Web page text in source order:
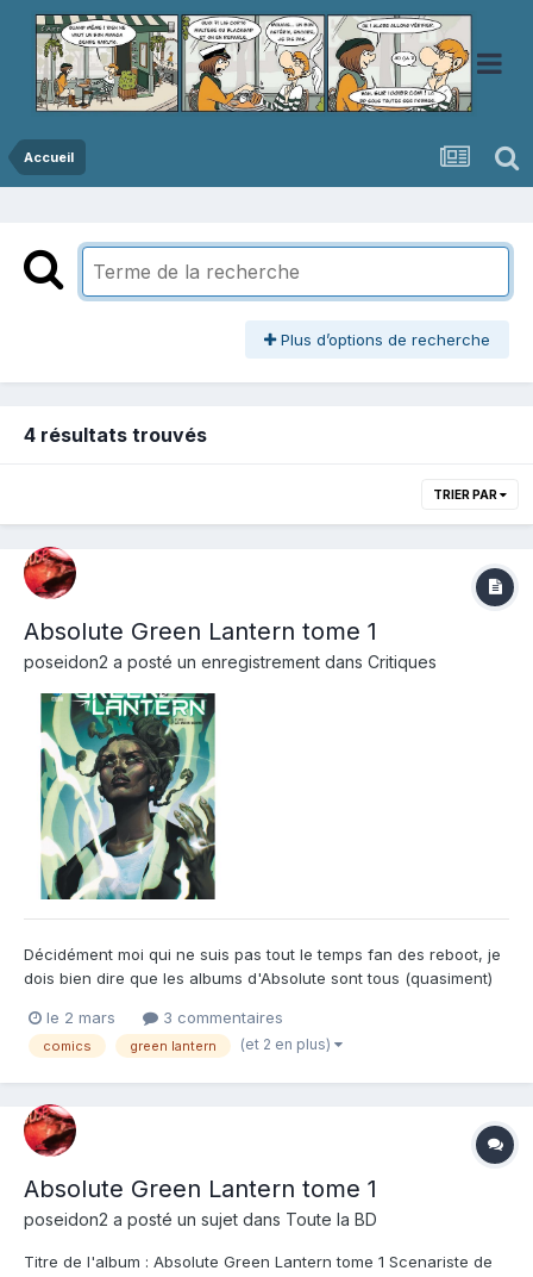
Accueil
Plus d’options de recherche
4 résultats trouvés
TRIER PAR
Absolute Green Lantern tome 1
poseidon2 a posté un enregistrement dans Critiques
Décidément moi qui ne suis pas tout le temps fan des reboot, je
dois bien dire que les albums d'Absolute sont tous (quasiment)
Comme pour les autres, le travail graphique est de très haute
volée. Je vous laisse baver devant les e...
le 2 mars 3 commentaires
comics green lantern (et 2 en plus)
Absolute Green Lantern tome 1
poseidon2 a posté un sujet dans Toute la BD
Titre de l'album : Absolute Green Lantern tome 1 Scenariste de